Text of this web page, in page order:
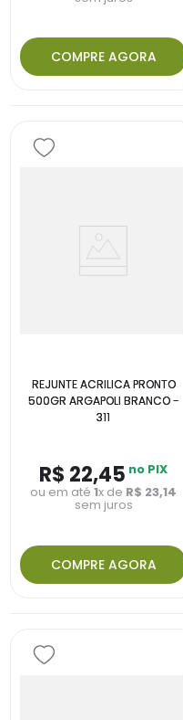
COMPRE AGORA
REJUNTE ACRILICA PRONTO
500GR ARGAPOLI BRANCO -
311
R$ 22,45 no PIX
ou em até1x de R$ 23,14
sem juros
COMPRE AGORA